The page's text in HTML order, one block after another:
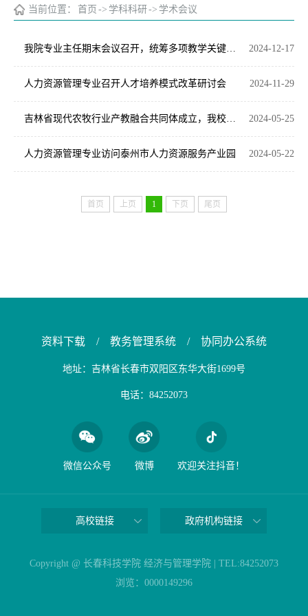
当前位置： 首页 -> 学科科研-> 学术会议
2024-12-17
我院专业主任期末会议召开，统筹多项教学关键任务
2024-11-29
人力资源管理专业召开人才培养模式改革研讨会
2024-05-25
吉林省现代农牧行业产教融合共同体成立，我校当选为副理事长单位
2024-05-22
人力资源管理专业访问泰州市人力资源服务产业园
首页 上页 1 下页 尾页
资料下载 / 教务管理系统 / 协同办公系统
地址：吉林省长春市双阳区东华大街1699号
电话：84252073
微信公众号 微博 欢迎关注抖音！
高校链接 政府机构链接
Copyright @ 长春科技学院 经济与管理学院 | TEL:84252073
浏览： 0000149296